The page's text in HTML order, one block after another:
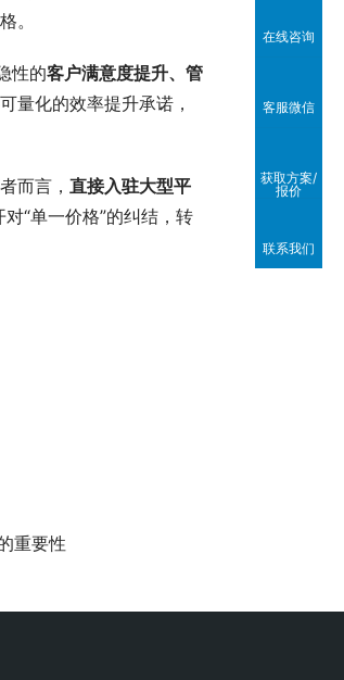
。
性的客户满意度提升、管
量化的效率提升承诺，
而言， 直接入驻大型平
“单一价格”的纠结，转
重要性
在线咨询
客服微信
获取方案/
报价
联系我们